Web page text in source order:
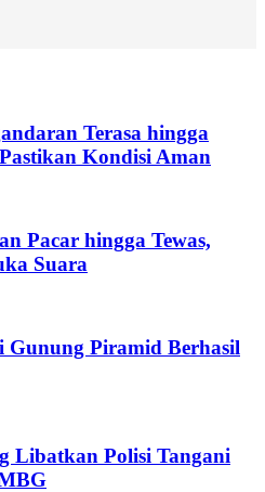
Terasa hingga
Kondisi Aman
Pacar hingga Tewas,
Suara
Gunung Piramid Berhasil
Libatkan Polisi Tangani